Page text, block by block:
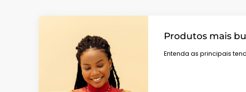
Produtos mais
Entenda as principais